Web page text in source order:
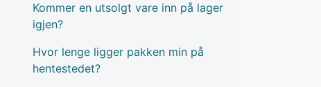
Kommer en utsolgt vare inn på lager
igjen?
Hvor lenge ligger pakken min på
hentestedet?